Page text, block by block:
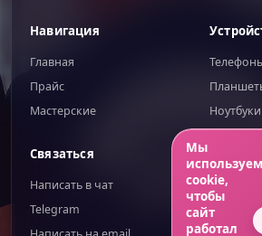
Навигация
Главная
Прайс
Мастерские
Ноутбуки
Связаться
Написать в чат
Telegram
Мы
используем
cookie,
чтобы
сайт
работал